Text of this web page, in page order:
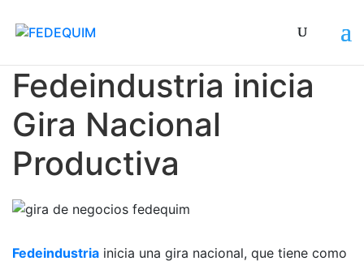
Fedeindustria inicia
Gira Nacional
Productiva
Fedeindustria inicia una gira nacional, que tiene como